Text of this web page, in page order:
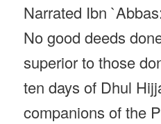
Narrated Ibn
No good deeds
superior to those
ten days of Dhul
companions of the